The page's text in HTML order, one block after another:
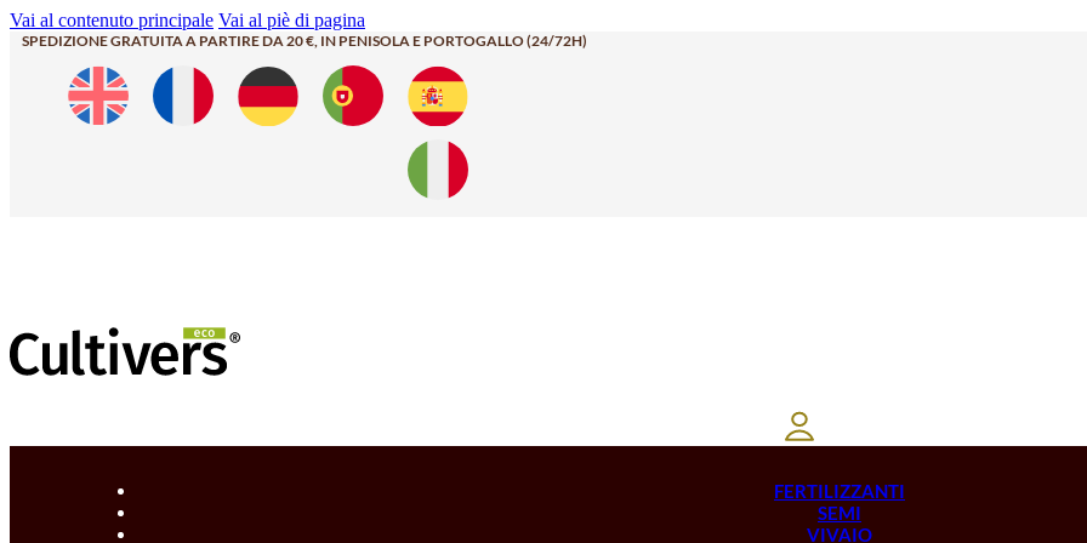
Vai al contenuto principale Vai al piè di pagina
SPEDIZIONE GRATUITA A PARTIRE DA 20 €, IN PENISOLA E PORTOGALLO (24/72H)
FERTILIZZANTI
SEMI
VIVAIO